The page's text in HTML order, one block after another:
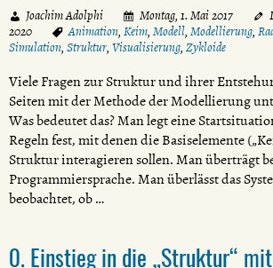
Joachim Adolphi Montag, 1. Mai 2017
2020
Animation, Keim, Modell, Modellierung,
Simulation, Struktur, Visualisierung, Zykloide
Viele Fragen zur Struktur und ihrer
Seiten mit der Methode der Modellierung
Was bedeutet das? Man legt eine
Regeln fest, mit denen die Basiselemente
Struktur interagieren sollen. Man überträgt
Programmiersprache. Man überlässt das
beobachtet, ob …
0. Einstieg in die „Struktur“